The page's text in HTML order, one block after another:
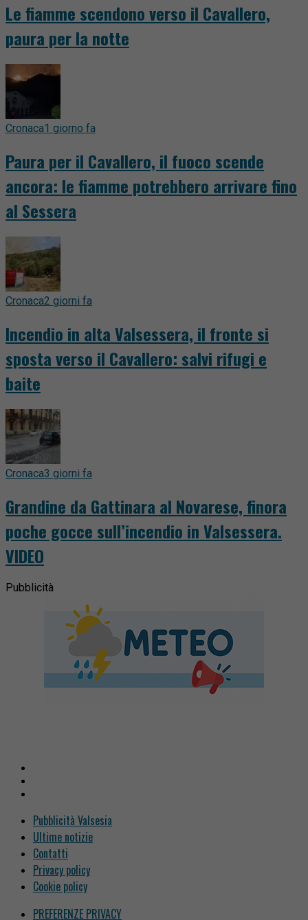
Le fiamme scendono verso il Cavallero,
paura per la notte
Cronaca1 giorno fa
Paura per il Cavallero, il fuoco scende
ancora: le fiamme potrebbero arrivare fino
al Sessera
Cronaca2 giorni fa
Incendio in alta Valsessera, il fronte si
sposta verso il Cavallero: salvi rifugi e
baite
Cronaca3 giorni fa
Grandine da Gattinara al Novarese, finora
poche gocce sull’incendio in Valsessera.
VIDEO
Pubblicità
Pubblicità Valsesia
Ultime notizie
Contatti
Privacy policy
Cookie policy
PREFERENZE PRIVACY